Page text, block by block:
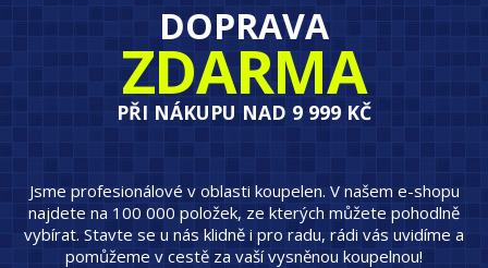
DOPRAVA
ZDARMA
PŘI NÁKUPU NAD 9 999 KČ
Jsme profesionálové v oblasti koupelen. V našem e-shopu
najdete na 100 000 položek, ze kterých můžete pohodlně
vybírat. Stavte se u nás klidně i pro radu, rádi vás uvidíme a
pomůžeme v cestě za vaší vysněnou koupelnou!